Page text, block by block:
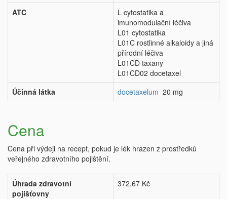
ATC
L cytostatika a
imunomodulační léčiva
L01 cytostatika
L01C rostlinné alkaloidy a jiná
přírodní léčiva
L01CD taxany
L01CD02 docetaxel
Účinná látka
docetaxelum 20 mg
Cena
Cena při výdeji na recept, pokud je lék hrazen z prostředků
veřejného zdravotního pojištění.
Úhrada zdravotní
pojišťovny
372,67 Kč